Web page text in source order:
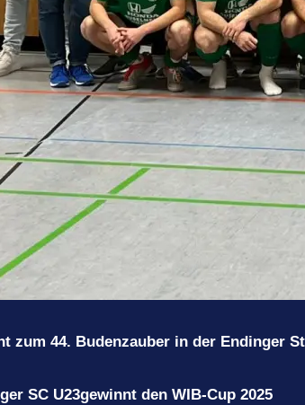
zum 44. Budenzauber in der Endinger
SC U23gewinnt den WIB-Cup 2025